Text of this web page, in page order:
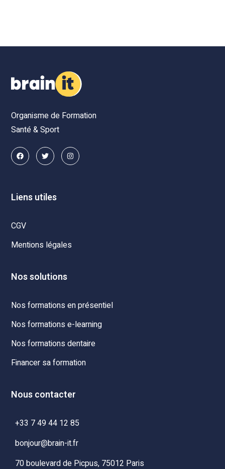
Organisme de Formation
Santé & Sport
Liens utiles
CGV
Mentions légales
Nos solutions
Nos formations en présentiel
Nos formations e-learning
Nos formations dentaire
Financer sa formation
Nous contacter
+33 7 49 44 12 85
bonjour@brain-it.fr
70 boulevard de Picpus, 75012 Paris